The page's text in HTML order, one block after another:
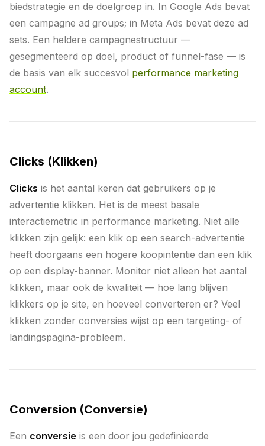
biedstrategie en de doelgroep in. In Google Ads bevat
een campagne ad groups; in Meta Ads bevat deze ad
sets. Een heldere campagnestructuur —
gesegmenteerd op doel, product of funnel-fase — is
de basis van elk succesvol performance marketing
account.
Clicks (Klikken)
Clicks is het aantal keren dat gebruikers op je
advertentie klikken. Het is de meest basale
interactiemetric in performance marketing. Niet alle
klikken zijn gelijk: een klik op een search-advertentie
heeft doorgaans een hogere koopintentie dan een klik
op een display-banner. Monitor niet alleen het aantal
klikken, maar ook de kwaliteit — hoe lang blijven
klikkers op je site, en hoeveel converteren er? Veel
klikken zonder conversies wijst op een targeting- of
landingspagina-probleem.
Conversion (Conversie)
Een conversie is een door jou gedefinieerde